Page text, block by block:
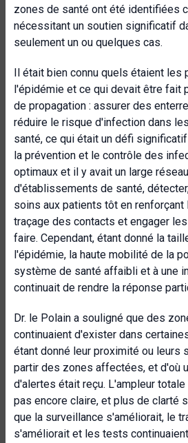
zones de santé ont été identifiées
nécessitant un soutien significatif
seulement un ou quelques cas.
Il était bien connu quels étaient les
l'épidémie et ce qui devait être fait
de propagation : assurer des
réduire le risque d'infection dans
santé, ce qui était un défi
la prévention et le contrôle des
optimaux et il y avait un large
d'établissements de santé,
soins aux patients tôt en
traçage des contacts et engager
faire. Cependant, étant donné la
l'épidémie, la haute mobilité de la
système de santé affaibli et à une
continuait de rendre la réponse
Dr. le Polain a souligné que des
continuaient d'exister dans
étant donné leur proximité ou leurs
partir des zones affectées, et d'où
d'alertes était reçu. L'ampleur
pas encore claire, et plus de clarté
que la surveillance s'améliorait, le
s'améliorait et les tests